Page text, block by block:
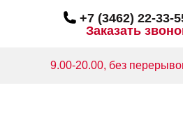
+7 (3462) 22-33-
Заказать
9.00-20.00, без